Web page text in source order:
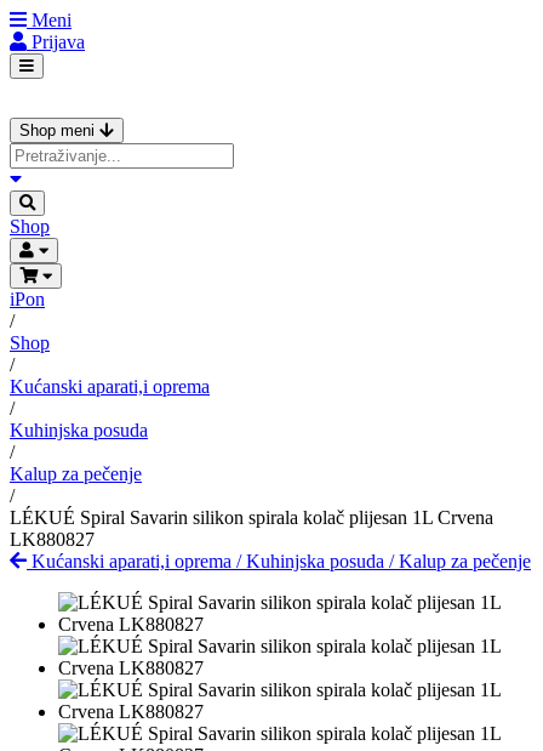
Meni
Prijava
Shop meni
Shop
iPon
/
Shop
/
Kućanski aparati,i oprema
/
Kuhinjska posuda
/
Kalup za pečenje
/
LÉKUÉ Spiral Savarin silikon spirala kolač plijesan 1L Crvena
LK880827
Kućanski aparati,i oprema /Kuhinjska posuda /Kalup za pečenje